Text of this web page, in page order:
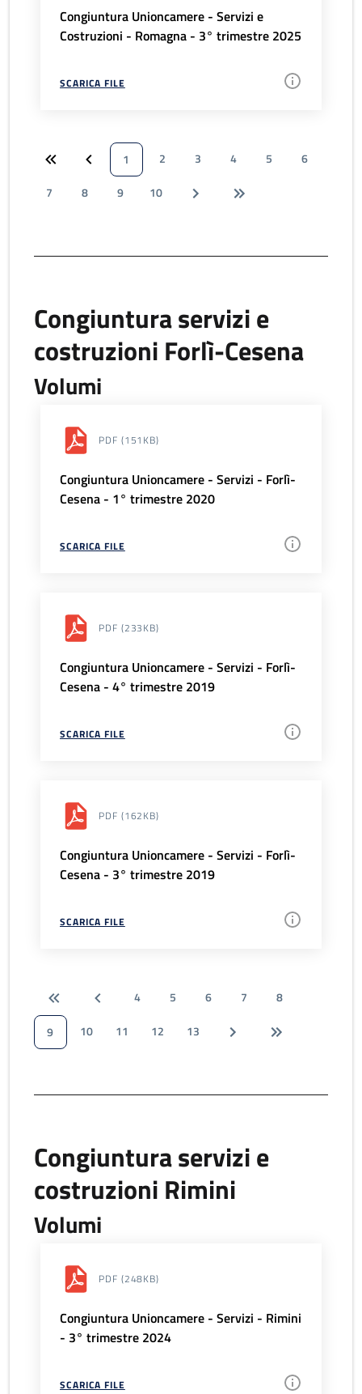
Congiuntura Unioncamere - Servizi e
Costruzioni - Romagna - 3° trimestre 2025
SCARICA FILE
1 2 3 4 5
6
7
8 9 10
Congiuntura servizi e
costruzioni Forlì-Cesena
Volumi
PDF (151KB)
Congiuntura Unioncamere - Servizi - Forlì-
Cesena - 1° trimestre 2020
SCARICA FILE
PDF (233KB)
Congiuntura Unioncamere - Servizi - Forlì-
Cesena - 4° trimestre 2019
SCARICA FILE
PDF (162KB)
Congiuntura Unioncamere - Servizi - Forlì-
Cesena - 3° trimestre 2019
SCARICA FILE
4 5 6 7
8
9
10 11 12 13
Congiuntura servizi e
costruzioni Rimini
Volumi
PDF (248KB)
Congiuntura Unioncamere - Servizi - Rimini
- 3° trimestre 2024
SCARICA FILE